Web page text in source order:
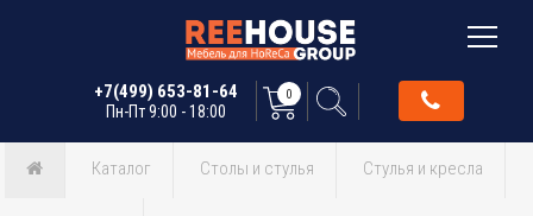
+7(499) 653-81-64
Пн-Пт 9:00 - 18:00
0
Каталог Столы и стулья Стулья и кресла